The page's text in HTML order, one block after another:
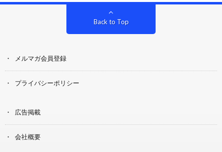
Back to Top
メルマガ会員登録
プライバシーポリシー
広告掲載
会社概要